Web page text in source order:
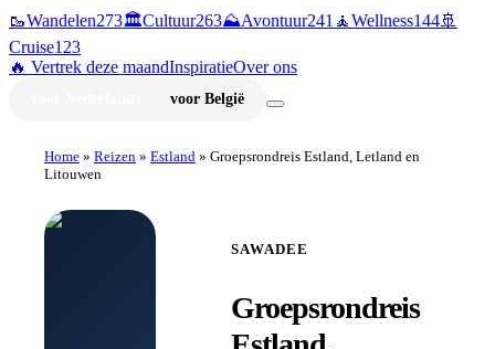
🥾Wandelen273🏛️Cultuur263⛰️Avontuur241 🧘Wellness144🚢
Cruise123
🔥 Vertrek deze maandInspiratieOver ons
voor België
Home » Reizen » Estland » Groepsrondreis Estland, Letland en
Litouwen
SAWADEE
Groepsrondreis